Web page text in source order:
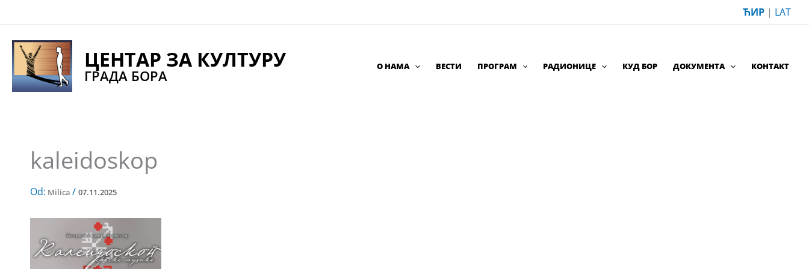
na
sadržaj
ЋИР | LAT
ЦЕНТАР ЗА КУЛТУРУ
ГРАДА БОРА
О НАМА ВЕСТИ ПРОГРАМ РАДИОНИЦЕ КУД БОР ДОКУМЕНТА КОНТАКТ
kaleidoskop
Od: Milica / 07.11.2025